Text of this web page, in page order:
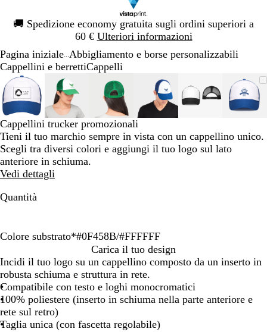
🚚 Spedizione economy gratuita sugli ordini superiori a
60 € Ulteriori informazioni
Diapositiva
1
Pagina iniziale Abbigliamento e borse personalizzabili
Cappellini e berrettiCappelli
L’immagine
può
essere
ingrandita
Ingrandito
a
minimo
Clicca
per
allargare
Usa
i
comandi
+
e
+
per
ingrandire
o
ridurre
e
per
L’immagine
può
essere
ingrandita
Ingrandito
a
minimo
per
allargare
i
comandi
+
e
+
per
ingrandire
per
spostarti
L’immagine
può
essere
ingrandita
Ingrandito
a
minimo
Clicca
per
allargare
Usa
i
comandi
+
e
+
per
per
spostarti
L’immagine
può
essere
ingrandita
Ingrandito
a
minimo
Clicca
per
allargare
Usa
i
comandi
+
+
per
per
spostarti
L’immagine
può
essere
Ingrandito
a
minimo
per
allargare
i
comandi
+
per
può
a
per
Usa
i
+
Diapositiva
1
di
6
Cappellini trucker promozionali
Tieni il tuo marchio sempre in vista con un cappellino unico.
Scegli tra diversi colori e aggiungi il tuo logo sul lato
anteriore in schiuma.
Vedi dettagli
Quantità
Colore substrato*#0F458B/#FFFFFF
0
F
4
5
8
B
3
7
3
5
3
A
E
C
0
5
2
F
u
l
t
i
c
o
Carica il tuo design
Incidi il tuo logo su un cappellino composto da un inserto in
robusta schiuma e struttura in rete.
Compatibile con testo e loghi monocromatici
100% poliestere (inserto in schiuma nella parte anteriore e
rete sul retro)
Taglia unica (con fascetta regolabile)